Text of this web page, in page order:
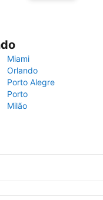
Miami
Orlando
Porto Alegre
Porto
Milão